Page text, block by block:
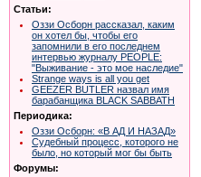
Статьи:
Оззи Осборн рассказал, каким
он хотел бы, чтобы его
запомнили в его последнем
интервью журналу PEOPLE:
"Выживание - это мое наследие"
Strange ways is all you get
GEEZER BUTLER назвал имя
барабанщика BLACK SABBATH
Периодика:
Оззи Осборн: «В АД И НАЗАД»
Судебный процесс, которого не
было, но который мог бы быть
Форумы: